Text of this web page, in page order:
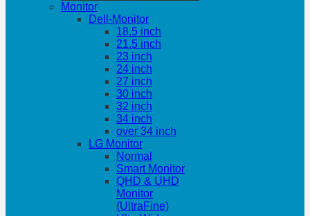
Monitor
Dell-Monitor
18.5 inch
21.5 inch
23 inch
24 inch
27 inch
30 inch
32 inch
34 inch
over 34 inch
LG Monitor
Normal
Smart Monitor
QHD & UHD
Monitor
(UltraFine)